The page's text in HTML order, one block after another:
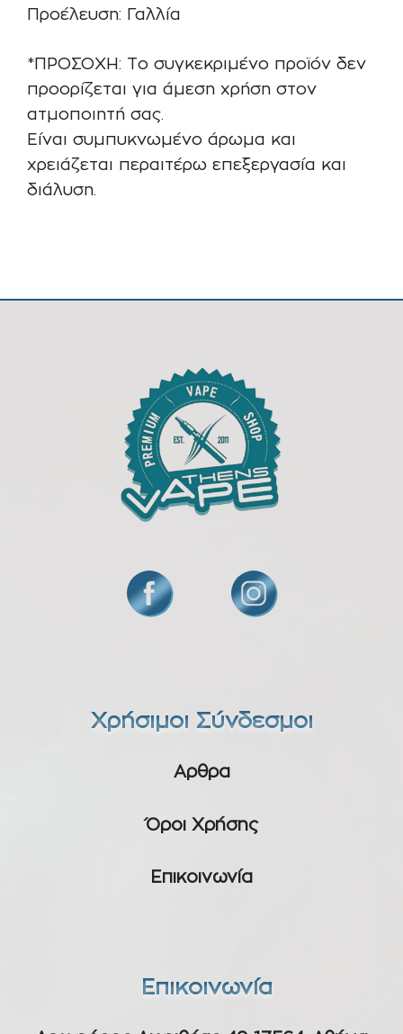
Προέλευση: Γαλλία
*ΠΡΟΣΟΧΗ: Το συγκεκριμένο προϊόν δεν
προορίζεται για άμεση χρήση στον
ατμοποιητή σας.
Είναι συμπυκνωμένο άρωμα και
χρειάζεται περαιτέρω επεξεργασία και
διάλυση.
Χρήσιμοι Σύνδεσμοι
Αρθρα
Όροι Χρήσης
Επικοινωνία
Επικοινωνία